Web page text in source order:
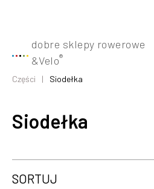
dobre sklepy rowerowe
&Velo®
Części Siodełka
Siodełka
SORTUJ